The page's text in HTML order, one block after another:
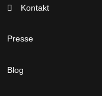
Kontakt
Presse
Blog